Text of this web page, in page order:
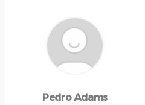
Pedro Adams